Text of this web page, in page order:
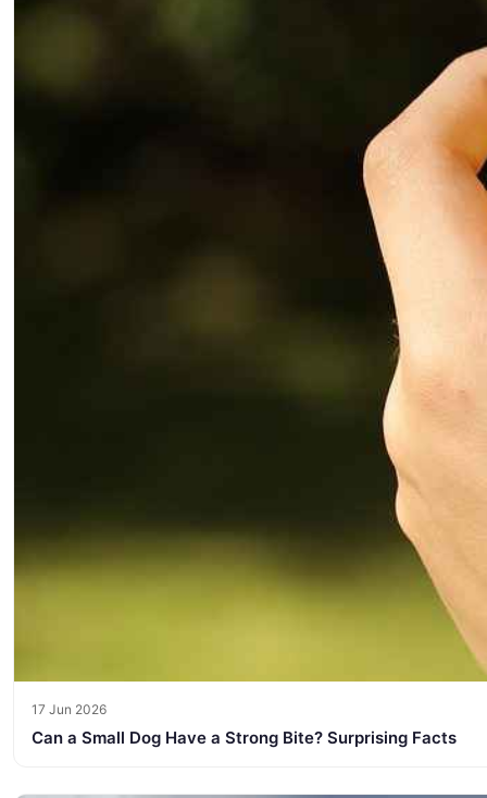
17 Jun 2026
Can a Small Dog Have a Strong Bite? Surprising Facts